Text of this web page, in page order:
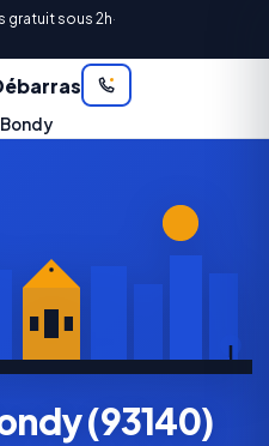
gratuit sous 2h·
Bondy
(93140)